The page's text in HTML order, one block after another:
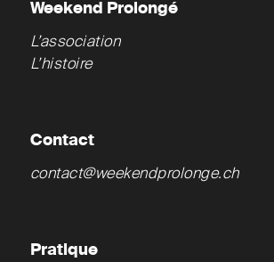
Weekend Prolongé
L’association
L’histoire
Contact
contact@weekendprolonge.ch
Pratique